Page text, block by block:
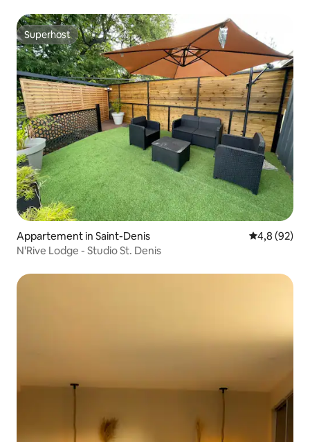
Superhost
Superhost
Appartement in Saint-Denis Gemiddelde
4,8 (92)
N'Rive Lodge - Studio St. Denis